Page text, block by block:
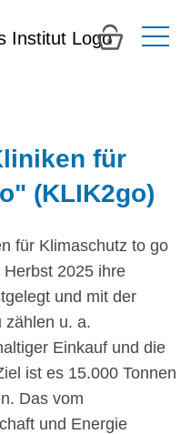
0
für
(KLIK2go)
für Klimaschutz to go
2025 ihre
und mit der
zählen u. a.
Einkauf und die
ist es 15.000 Tonnen
Das vom
und Energie